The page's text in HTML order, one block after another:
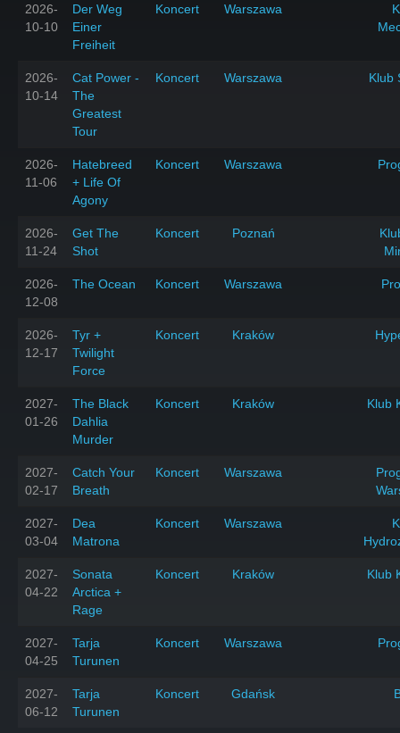
2026-
10-10
Der Weg
Einer
Freiheit
Koncert Warszawa
2026-
10-14
Cat Power -
The
Greatest
Tour
Koncert Warszawa Klub
2026-
11-06
Hatebreed
+ Life Of
Agony
Koncert Warszawa
2026-
11-24
Get The
Shot
Koncert Poznań
2026-
12-08
The Ocean Koncert Warszawa
2026-
12-17
Tyr +
Twilight
Force
Koncert Kraków
2027-
01-26
The Black
Dahlia
Murder
Koncert Kraków Klub
2027-
02-17
Catch Your
Breath
Koncert Warszawa
2027-
03-04
Dea
Matrona
Koncert Warszawa
2027-
04-22
Sonata
Arctica +
Rage
Koncert Kraków Klub
2027-
04-25
Tarja
Turunen
Koncert Warszawa
2027-
06-12
Tarja
Turunen
Koncert Gdańsk